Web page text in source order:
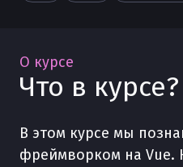
О курсе
Что в курсе?
В этом курсе мы
фреймворком на Vue.